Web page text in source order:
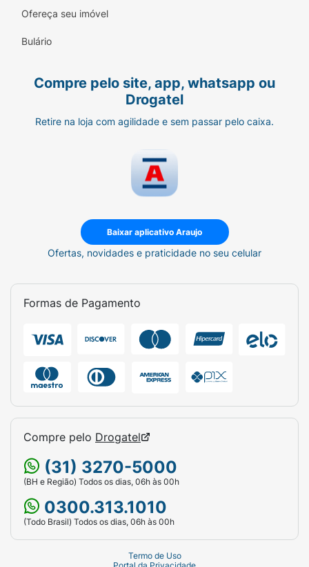
Ofereça seu imóvel
Bulário
Compre pelo site, app, whatsapp ou
Drogatel
Retire na loja com agilidade e sem passar pelo caixa.
Baixar aplicativo Araujo
Ofertas, novidades e praticidade no seu celular
Formas de Pagamento
Compre pelo Drogatel
(31) 3270-5000
(BH e Região) Todos os dias, 06h às 00h
0300.313.1010
(Todo Brasil) Todos os dias, 06h às 00h
Termo de Uso